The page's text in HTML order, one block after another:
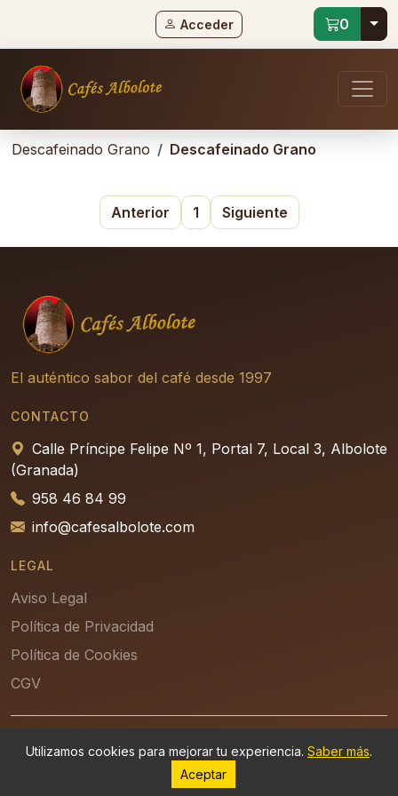
Acceder 0
Descafeinado Grano Descafeinado Grano
Anterior 1 Siguiente
El auténtico sabor del café desde 1997
CONTACTO
Calle Príncipe Felipe Nº 1, Portal 7, Local 3, Albolote
(Granada)
958 46 84 99
info@cafesalbolote.com
LEGAL
Aviso Legal
Política de Privacidad
Política de Cookies
CGV
© 2026 - Refrigeración Albolote, S.L. — Desarrollado por
Utilizamos cookies para mejorar tu experiencia. Saber más.
Aceptar